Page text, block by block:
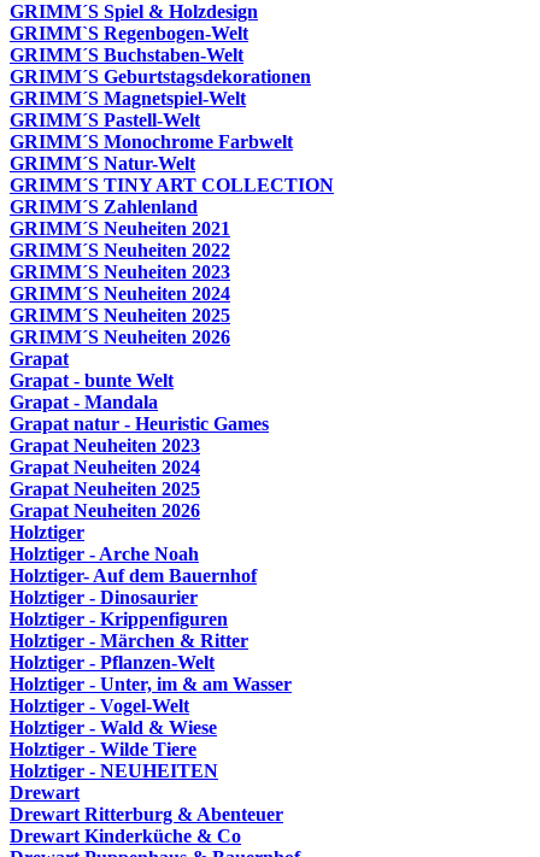
GRIMM´S Spiel & Holzdesign
GRIMM`S Regenbogen-Welt
GRIMM´S Buchstaben-Welt
GRIMM´S Geburtstagsdekorationen
GRIMM´S Magnetspiel-Welt
GRIMM´S Pastell-Welt
GRIMM´S Monochrome Farbwelt
GRIMM´S Natur-Welt
GRIMM´S TINY ART COLLECTION
GRIMM´S Zahlenland
GRIMM´S Neuheiten 2021
GRIMM´S Neuheiten 2022
GRIMM´S Neuheiten 2023
GRIMM´S Neuheiten 2024
GRIMM´S Neuheiten 2025
GRIMM´S Neuheiten 2026
Grapat
Grapat - bunte Welt
Grapat - Mandala
Grapat natur - Heuristic Games
Grapat Neuheiten 2023
Grapat Neuheiten 2024
Grapat Neuheiten 2025
Grapat Neuheiten 2026
Holztiger
Holztiger - Arche Noah
Holztiger- Auf dem Bauernhof
Holztiger - Dinosaurier
Holztiger - Krippenfiguren
Holztiger - Märchen & Ritter
Holztiger - Pflanzen-Welt
Holztiger - Unter, im & am Wasser
Holztiger - Vogel-Welt
Holztiger - Wald & Wiese
Holztiger - Wilde Tiere
Holztiger - NEUHEITEN
Drewart
Drewart Ritterburg & Abenteuer
Drewart Kinderküche & Co